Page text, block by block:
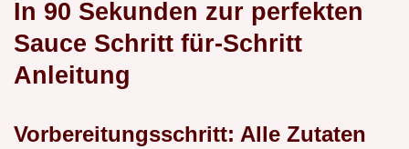
In 90 Sekunden zur perfekten
Sauce Schritt für-Schritt
Anleitung
Vorbereitungsschritt: Alle Zutaten